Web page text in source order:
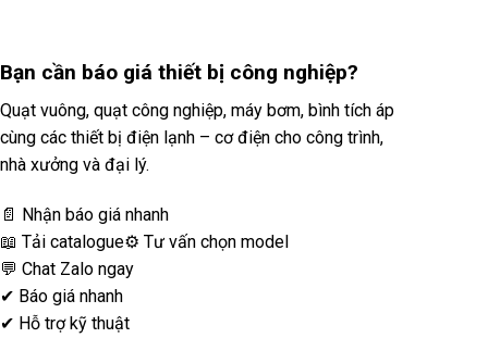
Bạn cần báo giá thiết bị công nghiệp?
Quạt vuông, quạt công nghiệp, máy bơm, bình tích áp
cùng các thiết bị điện lạnh – cơ điện cho công trình,
nhà xưởng và đại lý.
📄 Nhận báo giá nhanh
📖 Tải catalogue⚙️ Tư vấn chọn model
💬 Chat Zalo ngay
✔ Báo giá nhanh
✔ Hỗ trợ kỹ thuật